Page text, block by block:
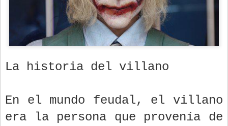
La historia del villano
En el mundo feudal, el villano
era la persona que provenía de